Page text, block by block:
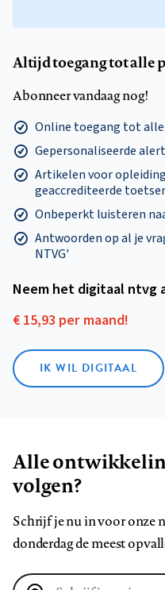
Altijd toegang tot alle
Abonneer vandaag nog!
Online toegang tot
Gepersonaliseerde
Artikelen voor
geaccrediteerde
Onbeperkt luisteren
Antwoorden op al je
NTVG'
Neem het digitaal ntvg
€ 15,93 per maand!
IK WIL DIGITAAL
Alle
volgen?
Schrijf je nu in voor onze
donderdag de meest